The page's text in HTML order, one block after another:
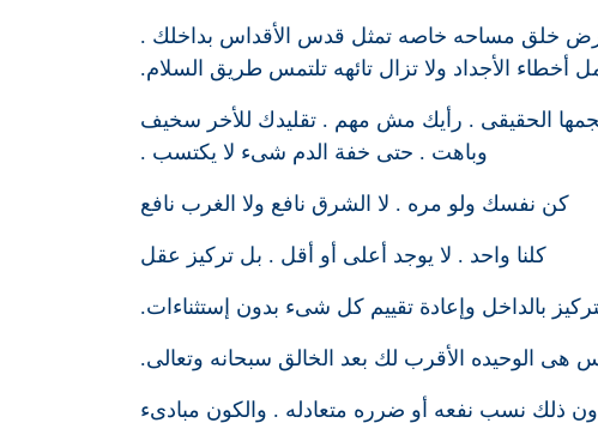
خلق مساحه خاصه تمثل قدس الأقداس بداخلك .
أخطاء الأجداد ولا تزال تائهه تلتمس طريق السلام.
الحقيقى . رأيك مش مهم . تقليدك للأخر سخيف
وباهت . حتى خفة الدم شىء لا يكتسب .
كن نفسك ولو مره . لا الشرق نافع ولا الغرب نافع
كلنا واحد . لا يوجد أعلى أو أقل . بل تركيز عقل
بالداخل وإعادة تقييم كل شىء بدون إستثناءات.
هى الوحيده الأقرب لك بعد الخالق سبحانه وتعالى.
ذلك نسب نفعه أو ضرره متعادله . والكون مبادىء